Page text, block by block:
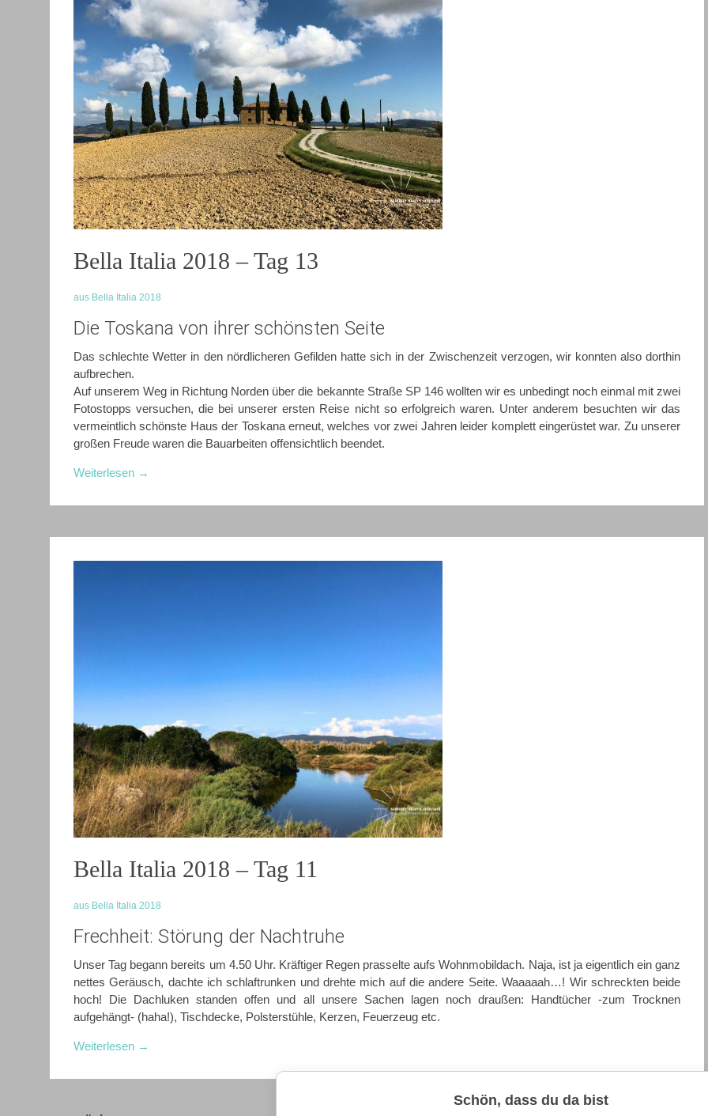
Bella Italia 2018 – Tag 13
aus Bella Italia 2018
Die Toskana von ihrer schönsten Seite
Das schlechte Wetter in den nördlicheren Gefilden hatte sich in der Zwischenzeit verzogen, wir konnten also dorthin
aufbrechen.
Auf unserem Weg in Richtung Norden über die bekannte Straße SP 146 wollten wir es unbedingt noch einmal mit zwei
Fotostopps versuchen, die bei unserer ersten Reise nicht so erfolgreich waren. Unter anderem besuchten wir das
vermeintlich schönste Haus der Toskana erneut, welches vor zwei Jahren leider komplett eingerüstet war. Zu unserer
großen Freude waren die Bauarbeiten offensichtlich beendet.
Weiterlesen →
Bella Italia 2018 – Tag 11
aus Bella Italia 2018
Frechheit: Störung der Nachtruhe
Unser Tag begann bereits um 4.50 Uhr. Kräftiger Regen prasselte aufs Wohnmobildach. Naja, ist ja eigentlich ein ganz
nettes Geräusch, dachte ich schlaftrunken und drehte mich auf die andere Seite. Waaaaah…! Wir schreckten beide
hoch! Die Dachluken standen offen und all unsere Sachen lagen noch draußen: Handtücher -zum Trocknen
aufgehängt- (haha!), Tischdecke, Polsterstühle, Kerzen, Feuerzeug etc.
Weiterlesen →
Schön, dass du da bist